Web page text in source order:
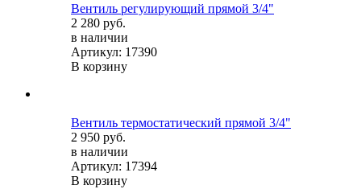
Вентиль регулирующий прямой 3/4"
2 280 руб.
в наличии
Артикул: 17390
В корзину
Вентиль термостатический прямой 3/4"
2 950 руб.
в наличии
Артикул: 17394
В корзину